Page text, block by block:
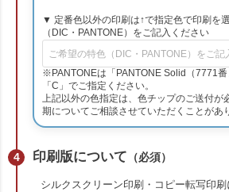
▼ 定番色以外の印刷は↑で指定色で印刷を
（DIC・PANTONE）をご記入ください
※PANTONEは「PANTONE Solid（7771
「C」でご指定ください。
上記以外の色指定は、色チップのご送付
期についてご相談させていただくことがあ
印刷版について （必須）
シルクスクリーン印刷・コピー転写印